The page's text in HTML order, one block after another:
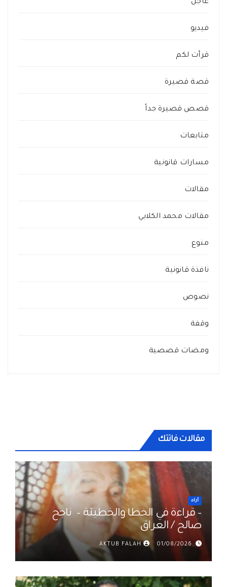
عاجل
فيديو
قرأت لكم
قصة قصيرة
قصص قصيرة جداً
متابعات
مسارات قانونية
مقالات
مقالات محمد الكلابي
منوع
نافذة قانونية
نصوص
وقفة
ومضات قصصية
مقالات فاتتك
أراء
– قراءة في الخطأ والخطيئة – ناجح
صالح / العراق
01/08/2026
AKTUB FALAH